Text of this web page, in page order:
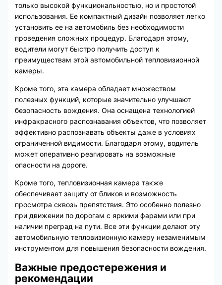
только высокой функциональностью, но и простотой
использования. Ее компактный дизайн позволяет легко
установить ее на автомобиль без необходимости
проведения сложных процедур. Благодаря этому,
водители могут быстро получить доступ к
преимуществам этой автомобильной тепловизионной
камеры.
Кроме того, эта камера обладает множеством
полезных функций, которые значительно улучшают
безопасность вождения. Она оснащена технологией
инфракрасного распознавания объектов, что позволяет
эффективно распознавать объекты даже в условиях
ограниченной видимости. Благодаря этому, водитель
может оперативно реагировать на возможные
опасности на дороге.
Кроме того, тепловизионная камера также
обеспечивает защиту от бликов и возможность
просмотра сквозь препятствия. Это особенно полезно
при движении по дорогам с яркими фарами или при
наличии преград на пути. Все эти функции делают эту
автомобильную тепловизионную камеру незаменимым
инструментом для повышения безопасности вождения.
Важные предостережения и
рекомендации